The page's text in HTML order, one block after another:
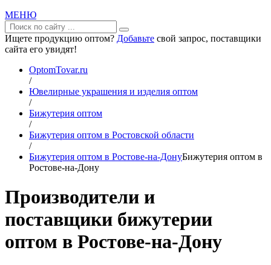
МЕНЮ
Ищете продукцию оптом? Добавьте свой запрос, поставщики
сайта его увидят!
OptomTovar.ru
/
Ювелирные украшения и изделия оптом
/
Бижутерия оптом
/
Бижутерия оптом в Ростовской области
/
Бижутерия оптом в Ростове-на-ДонуБижутерия оптом в
Ростове-на-Дону
Производители и
поставщики бижутерии
оптом в Ростове-на-Дону